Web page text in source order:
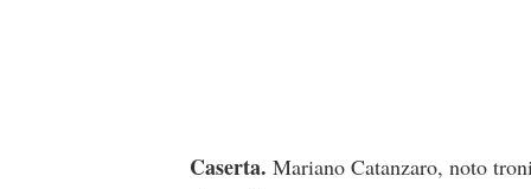
Caserta. Mariano Catanzaro, noto